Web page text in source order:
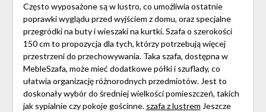
Często wyposażone są w lustro, co umożliwia ostatnie
poprawki wyglądu przed wyjściem z domu, oraz specjalne
przegródki na buty i wieszaki na kurtki. Szafa o szerokości
150 cm to propozycja dla tych, którzy potrzebują więcej
przestrzeni do przechowywania. Taka szafa, dostępna w
MebleSzafa, może mieć dodatkowe półki i szuflady, co
ułatwia organizację różnorodnych przedmiotów. Jest to
doskonały wybór do średniej wielkości pomieszczeń, takich
jak sypialnie czy pokoje gościnne. szafa z lustrem Jeszcze